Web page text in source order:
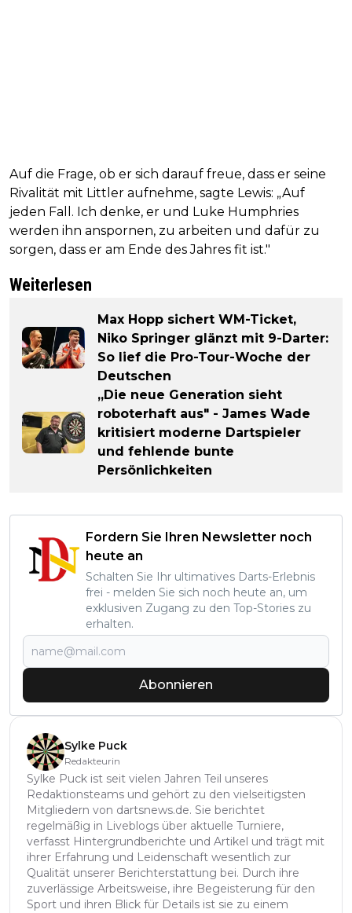
Auf die Frage, ob er sich darauf freue, dass er seine
Rivalität mit Littler aufnehme, sagte Lewis: „Auf
jeden Fall. Ich denke, er und Luke Humphries
werden ihn anspornen, zu arbeiten und dafür zu
sorgen, dass er am Ende des Jahres fit ist."
Weiterlesen
Max Hopp sichert WM-Ticket,
Niko Springer glänzt mit 9-Darter:
So lief die Pro-Tour-Woche der
Deutschen
„Die neue Generation sieht
roboterhaft aus" - James Wade
kritisiert moderne Dartspieler
und fehlende bunte
Persönlichkeiten
Fordern Sie Ihren Newsletter noch
heute an
Schalten Sie Ihr ultimatives Darts-Erlebnis
frei - melden Sie sich noch heute an, um
exklusiven Zugang zu den Top-Stories zu
erhalten.
Abonnieren
Sylke Puck
Redakteurin
Sylke Puck ist seit vielen Jahren Teil unseres
Redaktionsteams und gehört zu den vielseitigsten
Mitgliedern von dartsnews.de. Sie berichtet
regelmäßig in Liveblogs über aktuelle Turniere,
verfasst Hintergrundberichte und Artikel und trägt mit
ihrer Erfahrung und Leidenschaft wesentlich zur
Qualität unserer Berichterstattung bei. Durch ihre
zuverlässige Arbeitsweise, ihre Begeisterung für den
Sport und ihren Blick für Details ist sie zu einem